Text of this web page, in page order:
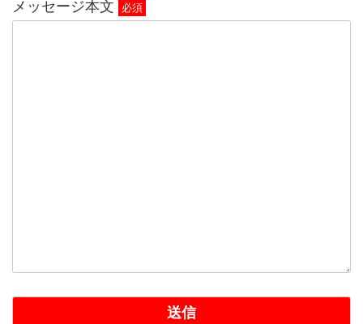
メッセージ本文 必須